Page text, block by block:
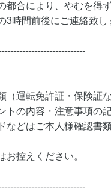
合により、やむを得
3時間前後にご連絡致し
（運転免許証・保険証
の内容・注意事項の
どはご本人様確認書
控えください。